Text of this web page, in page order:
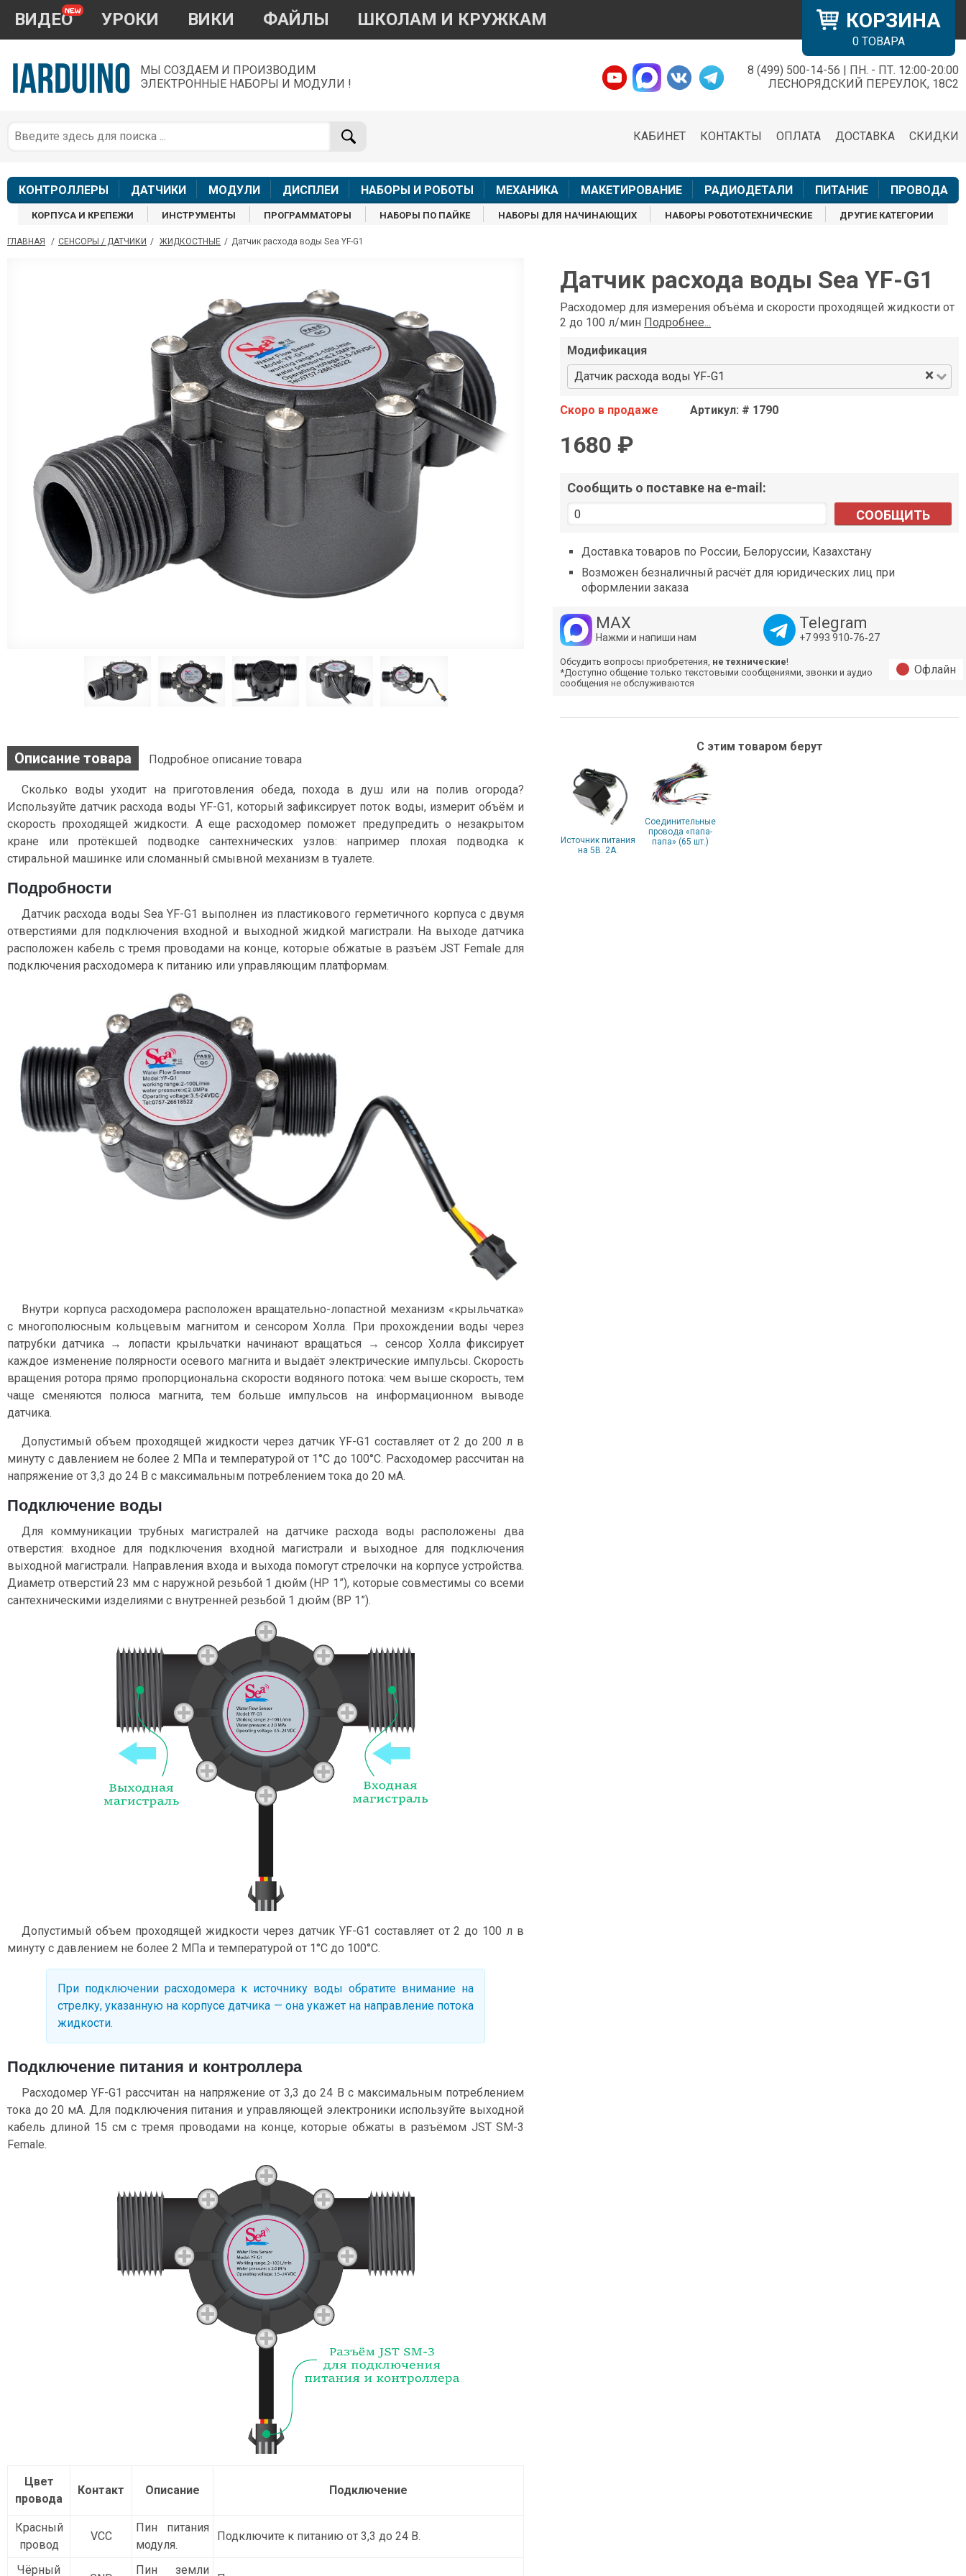
КОРЗИНА
0 ТОВАРА
ВИДЕО УРОКИ ВИКИ ФАЙЛЫ ШКОЛАМ И КРУЖКАМ
МЫ СОЗДАЕМ И ПРОИЗВОДИМ
ЭЛЕКТРОННЫЕ НАБОРЫ И МОДУЛИ !
8 (499) 500-14-56 | ПН. - ПТ. 12:00-20:00
ЛЕСНОРЯДСКИЙ ПЕРЕУЛОК, 18С2
СКИДКИ
ДОСТАВКА
ОПЛАТА
КОНТАКТЫ
КАБИНЕТ
КОНТРОЛЛЕРЫ ДАТЧИКИ МОДУЛИ ДИСПЛЕИ НАБОРЫ И РОБОТЫ МЕХАНИКА МАКЕТИРОВАНИЕ РАДИОДЕТАЛИ ПИТАНИЕ ПРОВОДА
КОРПУСА И КРЕПЕЖИ ИНСТРУМЕНТЫ ПРОГРАММАТОРЫ НАБОРЫ ПО ПАЙКЕ НАБОРЫ ДЛЯ НАЧИНАЮЩИХ НАБОРЫ РОБОТОТЕХНИЧЕСКИЕ ДРУГИЕ КАТЕГОРИИ
ГЛАВНАЯ / СЕНСОРЫ / ДАТЧИКИ / ЖИДКОСТНЫЕ / Датчик расхода воды Sea YF-G1
Датчик расхода воды Sea YF-G1
Расходомер для измерения объёма и скорости проходящей жидкости от
2 до 100 л/мин Подробнее...
Модификация
Датчик расхода воды YF-G1
×
Скоро в продаже Артикул: # 1790
1680 ₽
Сообщить о поставке на e-mail:
СООБЩИТЬ
Доставка товаров по России, Белоруссии, Казахстану
Возможен безналичный расчёт для юридических лиц при
оформлении заказа
MAX
Нажми и напиши нам
Telegram
+7 993 910‑76‑27
Обсудить вопросы приобретения, не технические!
*Доступно общение только текстовыми сообщениями, звонки и аудио
сообщения не обслуживаются
Офлайн
С этим товаром берут
Источник питания
на 5В. 2А.
Соединительные
провода «папа-
папа» (65 шт.)
Описание товара Подробное описание товара
Сколько воды уходит на приготовления обеда, похода в душ или на полив огорода?
Используйте датчик расхода воды YF-G1, который зафиксирует поток воды, измерит объём и
скорость проходящей жидкости. А еще расходомер поможет предупредить о незакрытом
кране или протёкшей подводке сантехнических узлов: например плохая подводка к
стиральной машинке или сломанный смывной механизм в туалете.
Подробности
Датчик расхода воды Sea YF-G1 выполнен из пластикового герметичного корпуса с двумя
отверстиями для подключения входной и выходной жидкой магистрали. На выходе датчика
расположен кабель с тремя проводами на конце, которые обжатые в разъём JST Female для
подключения расходомера к питанию или управляющим платформам.
Внутри корпуса расходомера расположен вращательно-лопастной механизм «крыльчатка»
с многополюсным кольцевым магнитом и сенсором Холла. При прохождении воды через
патрубки датчика → лопасти крыльчатки начинают вращаться → сенсор Холла фиксирует
каждое изменение полярности осевого магнита и выдаёт электрические импульсы. Скорость
вращения ротора прямо пропорциональна скорости водяного потока: чем выше скорость, тем
чаще сменяются полюса магнита, тем больше импульсов на информационном выводе
датчика.
Допустимый объем проходящей жидкости через датчик YF-G1 составляет от 2 до 200 л в
минуту с давлением не более 2 МПа и температурой от 1°С до 100°С. Расходомер рассчитан на
напряжение от 3,3 до 24 В с максимальным потреблением тока до 20 мА.
Подключение воды
Для коммуникации трубных магистралей на датчике расхода воды расположены два
отверстия: входное для подключения входной магистрали и выходное для подключения
выходной магистрали. Направления входа и выхода помогут стрелочки на корпусе устройства.
Диаметр отверстий 23 мм с наружной резьбой 1 дюйм (НР 1”), которые совместимы со всеми
сантехническими изделиями с внутренней резьбой 1 дюйм (ВР 1”).
Допустимый объем проходящей жидкости через датчик YF-G1 составляет от 2 до 100 л в
минуту с давлением не более 2 МПа и температурой от 1°С до 100°С.
При подключении расходомера к источнику воды обратите внимание на
стрелку, указанную на корпусе датчика — она укажет на направление потока
жидкости.
Подключение питания и контроллера
Расходомер YF-G1 рассчитан на напряжение от 3,3 до 24 В с максимальным потреблением
тока до 20 мА. Для подключения питания и управляющей электроники используйте выходной
кабель длиной 15 см с тремя проводами на конце, которые обжаты в разъёмом JST SM-3
Female.
Цвет
провода
Контакт Описание Подключение
Красный
провод
VCC
Пин питания
модуля.
Подключите к питанию от 3,3 до 24 В.
Чёрный Пин земли
×
По вопросам приобретения товара
+7 968 454 17 38
звонки и аудио сообщения не обслуживаются
Менеджер
shop@iarduino.ru
Менеджер
8 (499) 500-14-56
Консультант
shop@iarduino.ru